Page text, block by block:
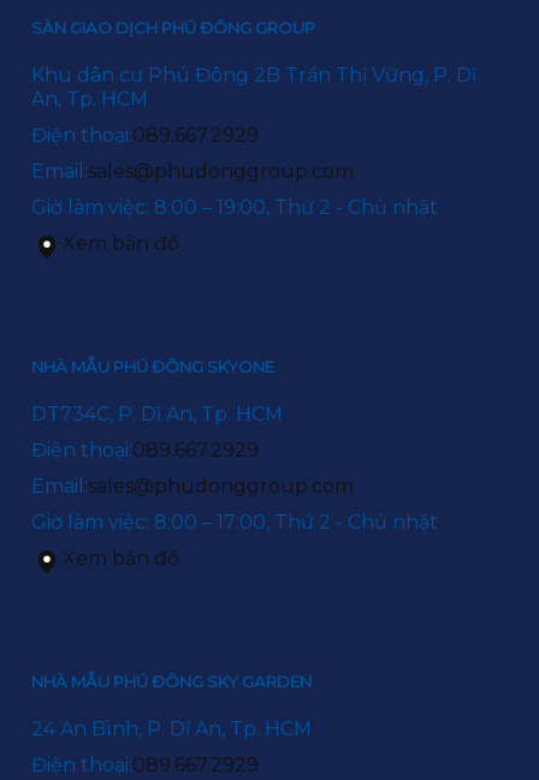
SÀN GIAO DỊCH PHÚ ĐÔNG GROUP
Khu dân cư Phú Đông 2B Trần Thị Vững, P. Dĩ
An, Tp. HCM
Điện thoại:089.667.2929
Email:sales@phudonggroup.com
Giờ làm việc: 8:00 – 19:00, Thứ 2 - Chủ nhật
Xem bản đồ
NHÀ MẪU PHÚ ĐÔNG SKYONE
DT734C, P. Dĩ An, Tp. HCM
Điện thoại:089.667.2929
Email:sales@phudonggroup.com
Giờ làm việc: 8:00 – 17:00, Thứ 2 - Chủ nhật
Xem bản đồ
NHÀ MẪU PHÚ ĐÔNG SKY GARDEN
24 An Bình, P. Dĩ An, Tp. HCM
Điện thoại:089.667.2929